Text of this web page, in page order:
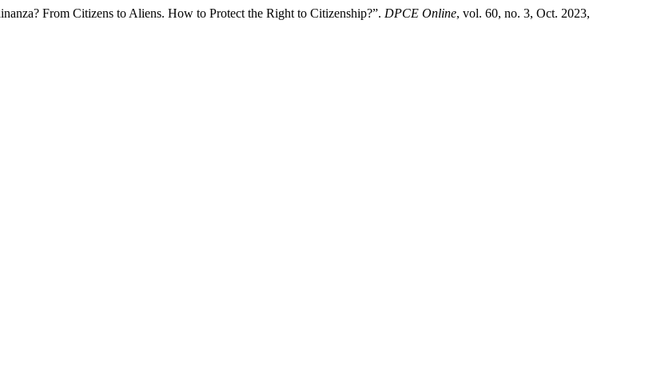
From Citizens to Aliens. How to Protect the Right to Citizenship?”. DPCE Online, vol. 60, no. 3, Oct. 2023,